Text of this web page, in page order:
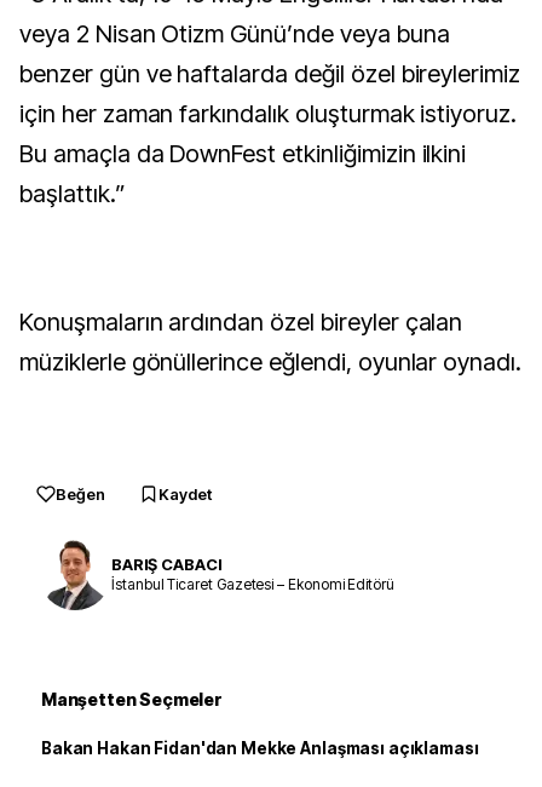
veya 2 Nisan Otizm Günü’nde veya buna
benzer gün ve haftalarda değil özel bireylerimiz
için her zaman farkındalık oluşturmak istiyoruz.
Bu amaçla da DownFest etkinliğimizin ilkini
başlattık.”
Konuşmaların ardından özel bireyler çalan
müziklerle gönüllerince eğlendi, oyunlar oynadı.
Beğen Kaydet
BARIŞ CABACI
İstanbul Ticaret Gazetesi – Ekonomi Editörü
Manşetten Seçmeler
Bakan Hakan Fidan'dan Mekke Anlaşması açıklaması